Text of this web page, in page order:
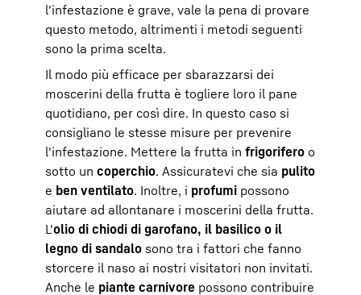
l'infestazione è grave, vale la pena di provare
questo metodo, altrimenti i metodi seguenti
sono la prima scelta.
Il modo più efficace per sbarazzarsi dei
moscerini della frutta è togliere loro il pane
quotidiano, per così dire. In questo caso si
consigliano le stesse misure per prevenire
l'infestazione. Mettere la frutta in frigorifero o
sotto un coperchio. Assicuratevi che sia pulito
e ben ventilato. Inoltre, i profumi possono
aiutare ad allontanare i moscerini della frutta.
L'olio di chiodi di garofano, il basilico o il
legno di sandalo sono tra i fattori che fanno
storcere il naso ai nostri visitatori non invitati.
Anche le piante carnivore possono contribuire